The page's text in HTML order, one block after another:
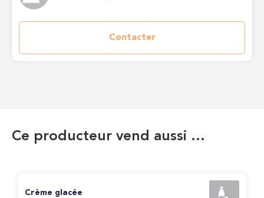
Contacter
Ce producteur vend aussi …
Crème glacée